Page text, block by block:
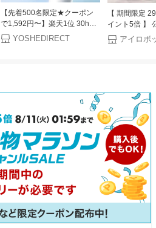
【先着500名限定★クーポン
で1,592円〜】楽天1位 30h連
続使用 100段階調整 ハンディ
ファン 冷却プレート -24℃速
扇風機 コンパクト 手持ち扇風
YOSHEDIRECT
【 期間限定
イント5倍 】
Plus 505
ルンバ アイロ
カー保証 延